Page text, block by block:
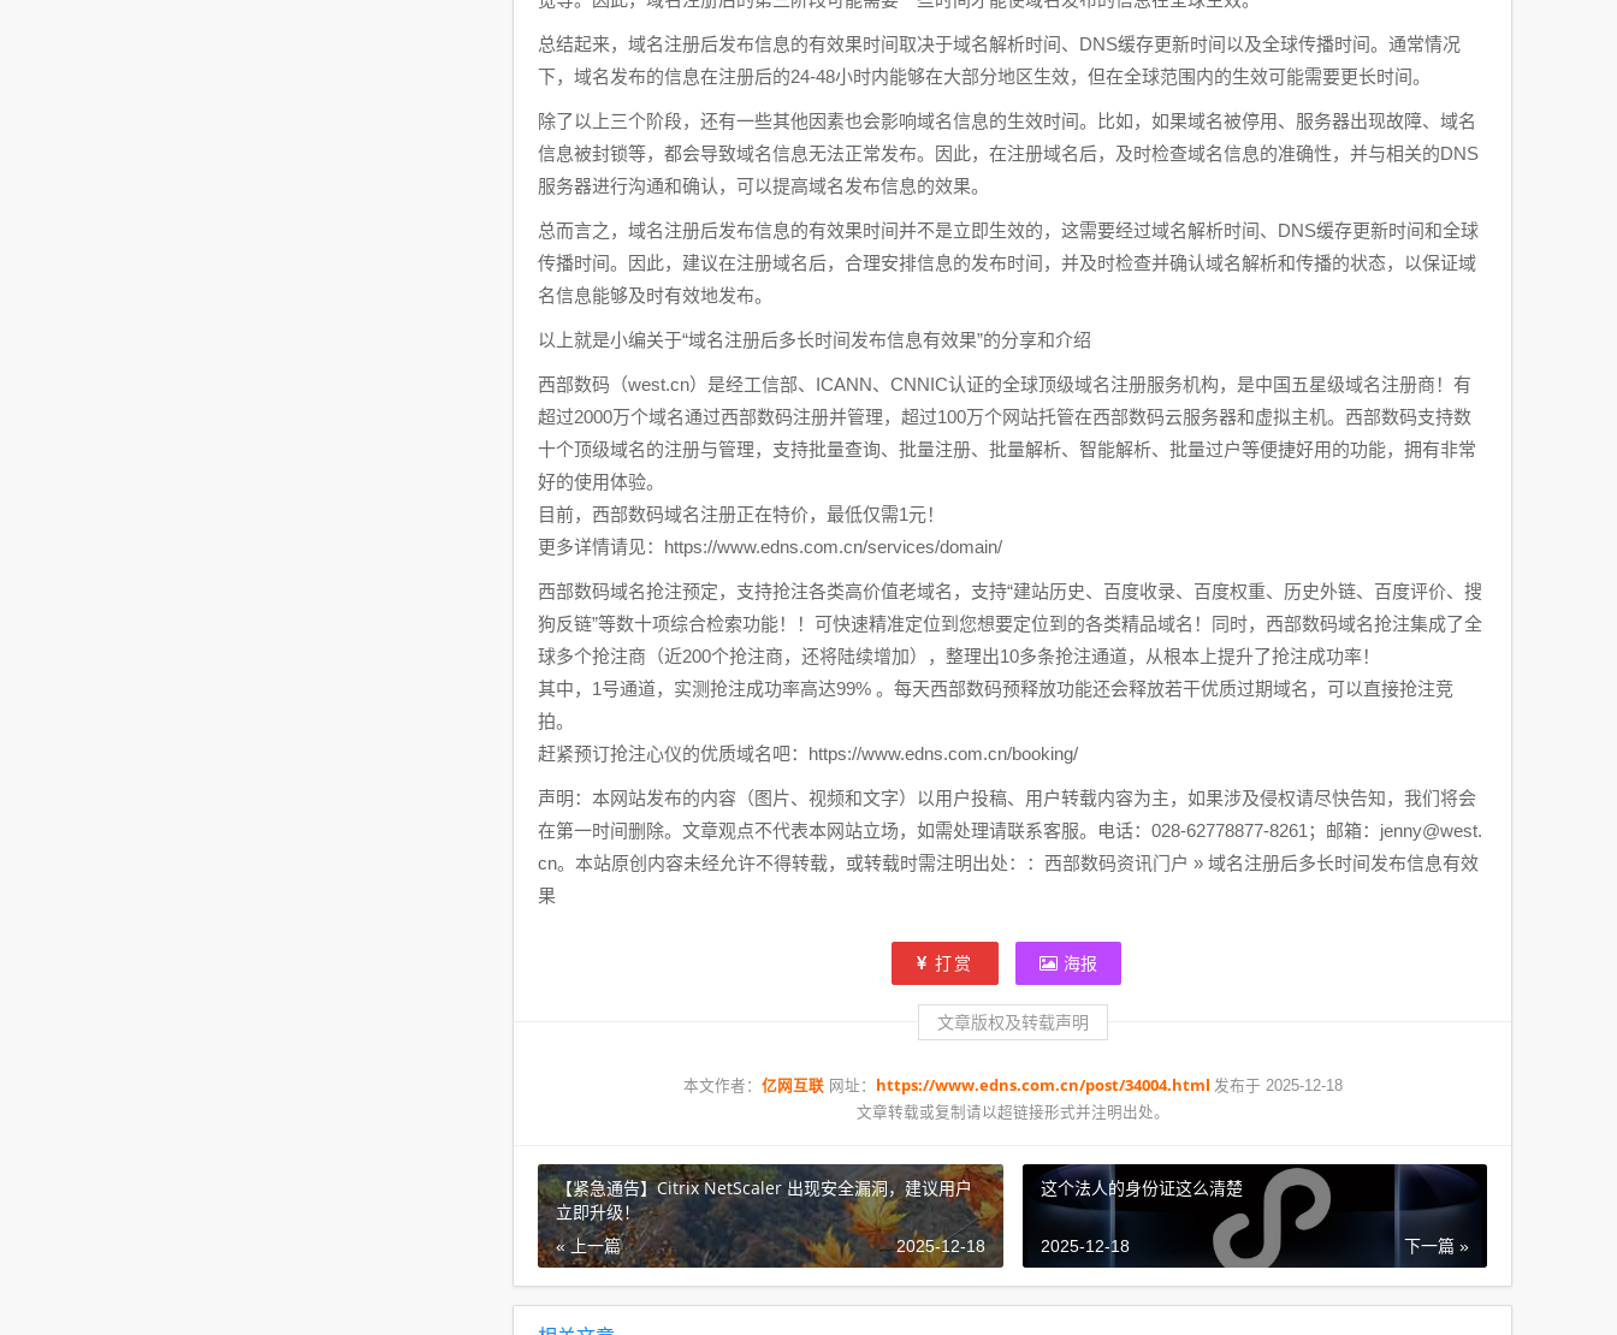
总结起来，域名注册后发布信息的有效果时间取决于域名解析时间、DNS缓存更新时间以及全球传播时间。通常情况
下，域名发布的信息在注册后的24-48小时内能够在大部分地区生效，但在全球范围内的生效可能需要更长时间。
除了以上三个阶段，还有一些其他因素也会影响域名信息的生效时间。比如，如果域名被停用、服务器出现故障、域名
信息被封锁等，都会导致域名信息无法正常发布。因此，在注册域名后，及时检查域名信息的准确性，并与相关的DNS
服务器进行沟通和确认，可以提高域名发布信息的效果。
总而言之，域名注册后发布信息的有效果时间并不是立即生效的，这需要经过域名解析时间、DNS缓存更新时间和全球
传播时间。因此，建议在注册域名后，合理安排信息的发布时间，并及时检查并确认域名解析和传播的状态，以保证域
名信息能够及时有效地发布。
以上就是小编关于“域名注册后多长时间发布信息有效果”的分享和介绍
西部数码 （west.cn）是经工信部、ICANN、CNNIC认证的全球顶级域名注册服务机构，是中国五星级域名注册商！有
超过2000万个域名通过西部数码注册并管理，超过100万个网站托管在西部数码云服务器和虚拟主机。西部数码支持数
十个顶级域名的注册与管理，支持批量查询、批量注册、批量解析、智能解析、批量过户等便捷好用的功能，拥有非常
好的使用体验。
目前，西部数码域名注册正在特价，最低仅需1元！
更多详情请见： https://www.edns.com.cn/services/domain/
西部数码域名抢注预定，支持抢注各类高价值老域名，支持“建站历史、百度收录、百度权重、历史外链、百度评价、搜
狗反链”等数十项综合检索功能！！可快速精准定位到您想要定位到的各类精品域名！同时，西部数码域名抢注集成了全
球多个抢注商（近200个抢注商，还将陆续增加），整理出10多条抢注通道，从根本上提升了抢注成功率！
其中，1号通道，实测抢注成功率高达99% 。每天西部数码预释放功能还会释放若干优质过期域名，可以直接抢注竞
拍。
赶紧预订抢注心仪的优质域名吧： https://www.edns.com.cn/booking/
声明：本网站发布的内容（图片、视频和文字）以用户投稿、用户转载内容为主，如果涉及侵权请尽快告知，我们将会
在第一时间删除。文章观点不代表本网站立场，如需处理请联系客服。电话：028-62778877-8261；邮箱：jenny@west.
cn。本站原创内容未经允许不得转载，或转载时需注明出处：：西部数码资讯门户 » 域名注册后多长时间发布信息有效
果
打赏 海报
文章版权及转载声明
本文作者： 亿网互联网址： https://www.edns.com.cn/post/34004.html 发布于 2025-12-18
文章转载或复制请以超链接形式并注明出处。
【紧急通告】Citrix NetScaler 出现安全漏洞，建议用户
立即升级！
« 上一篇 2025-12-18
这个法人的身份证这么清楚
下一篇 »
2025-12-18